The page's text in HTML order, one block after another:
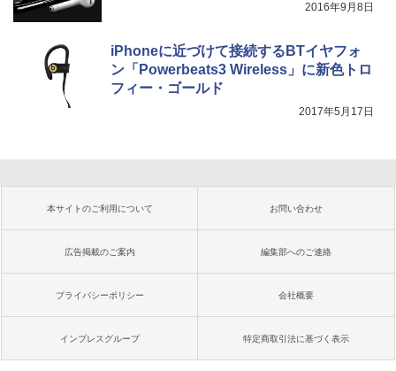
2016年9月8日
iPhoneに近づけて接続するBTイヤフォ
ン「Powerbeats3 Wireless」に新色トロ
フィー・ゴールド
2017年5月17日
本サイトのご利用について お問い合わせ
広告掲載のご案内 編集部へのご連絡
プライバシーポリシー 会社概要
インプレスグループ 特定商取引法に基づく表示